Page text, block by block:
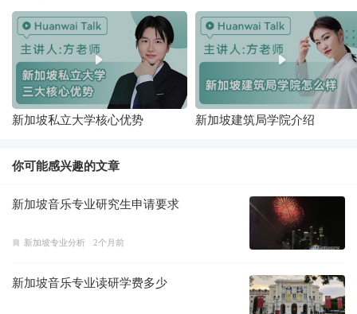
新加坡私立大学核心优势 新加坡建筑局学院介绍
你可能感兴趣的文章
新加坡音乐专业研究生申请要求
新加坡专业分析 2个月前
新加坡音乐专业读研学费多少